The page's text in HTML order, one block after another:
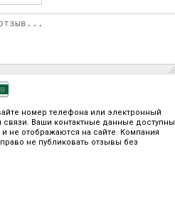
номер телефона или электронный
связи. Ваши контактные данные доступны
и не отображаются на сайте. Компания
не публиковать отзывы без